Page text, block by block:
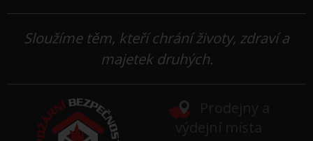
Sloužíme těm, kteří chrání životy, zdraví a
majetek druhých.